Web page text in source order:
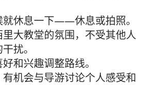
就休息一下——休息或拍照。
大教堂的氛围，不受其他人
扰。
和兴趣调整路线。
机会与导游讨论个人感受和